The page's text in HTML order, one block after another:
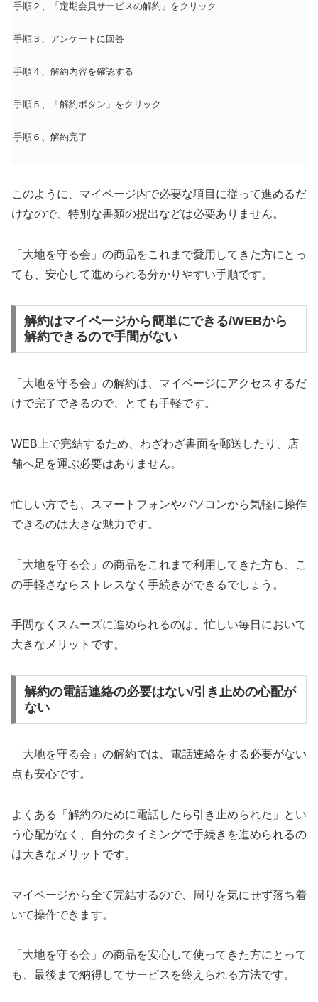
手順２、「定期会員サービスの解約」をクリック
手順３、アンケートに回答
手順４、解約内容を確認する
手順５、「解約ボタン」をクリック
手順６、解約完了
このように、マイページ内で必要な項目に従って進めるだ
けなので、特別な書類の提出などは必要ありません。
「大地を守る会」の商品をこれまで愛用してきた方にとっ
ても、安心して進められる分かりやすい手順です。
解約はマイページから簡単にできる/WEBから
解約できるので手間がない
「大地を守る会」の解約は、マイページにアクセスするだ
けで完了できるので、とても手軽です。
WEB上で完結するため、わざわざ書面を郵送したり、店
舗へ足を運ぶ必要はありません。
忙しい方でも、スマートフォンやパソコンから気軽に操作
できるのは大きな魅力です。
「大地を守る会」の商品をこれまで利用してきた方も、こ
の手軽さならストレスなく手続きができるでしょう。
手間なくスムーズに進められるのは、忙しい毎日において
大きなメリットです。
解約の電話連絡の必要はない/引き止めの心配が
ない
「大地を守る会」の解約では、電話連絡をする必要がない
点も安心です。
よくある「解約のために電話したら引き止められた」とい
う心配がなく、自分のタイミングで手続きを進められるの
は大きなメリットです。
マイページから全て完結するので、周りを気にせず落ち着
いて操作できます。
「大地を守る会」の商品を安心して使ってきた方にとって
も、最後まで納得してサービスを終えられる方法です。